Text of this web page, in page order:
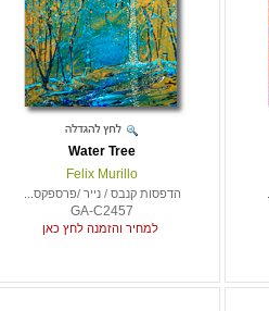
Water Tree
Felix Murillo
הדפסות קנבס / נייר /פרספקס...
GA-C2457
למחיר והזמנה לחץ כאן